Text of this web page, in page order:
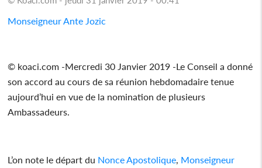
Monseigneur Ante Jozic
© koaci.com -Mercredi 30 Janvier 2019 -Le Conseil a donné
son accord au cours de sa réunion hebdomadaire tenue
aujourd’hui en vue de la nomination de plusieurs
Ambassadeurs.
L’on note le départ du Nonce Apostolique Monseigneur